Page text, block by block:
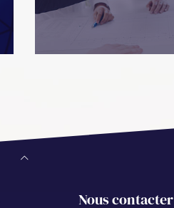
Nous contacter